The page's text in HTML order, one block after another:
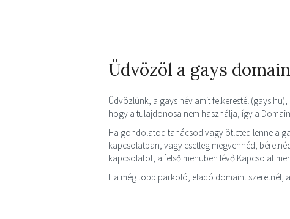
Üdvözöl a gays
Üdvözlünk, a gays név amit felkerestél
hogy a tulajdonosa nem használja, így a
Ha gondolatod tanácsod vagy ötleted lenne a
kapcsolatban, vagy esetleg megvennéd,
kapcsolatot, a felső menüben lévő Kapcsolat
Ha még több parkoló, eladó domaint szeretnél,